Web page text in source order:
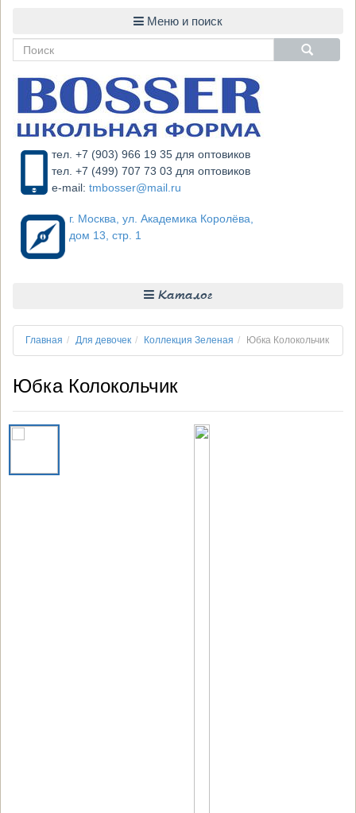
тел. +7 (903) 966 19 35 для оптовиков
тел. +7 (499) 707 73 03 для оптовиков
e-mail: tmbosser@mail.ru
г. Москва, ул. Академика Королёва,
дом 13, стр. 1
Каталог
Главная Для девочек Коллекция Зеленая Юбка Колокольчик
Юбка Колокольчик